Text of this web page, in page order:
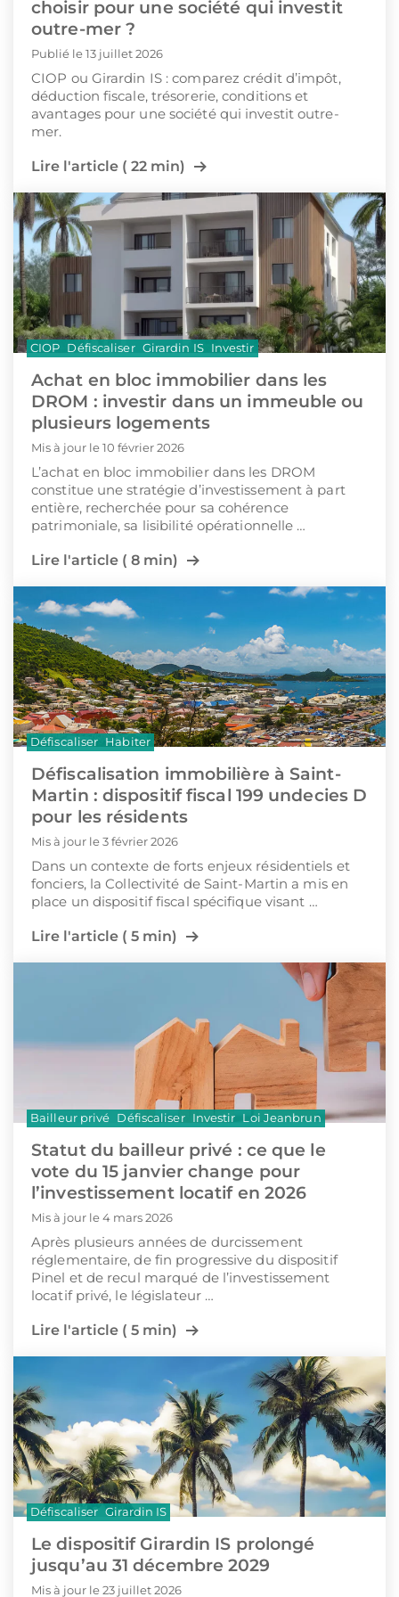
choisir pour une société qui investit
outre-mer ?
Publié le 13 juillet 2026
CIOP ou Girardin IS : comparez crédit d’impôt,
déduction fiscale, trésorerie, conditions et
avantages pour une société qui investit outre-
mer.
Lire l'article ( 22 min)
Achat en bloc immobilier dans les
DROM : investir dans un immeuble ou
plusieurs logements
Mis à jour le 10 février 2026
L’achat en bloc immobilier dans les DROM
constitue une stratégie d’investissement à part
entière, recherchée pour sa cohérence
patrimoniale, sa lisibilité opérationnelle …
Lire l'article ( 8 min)
CIOP Défiscaliser Girardin IS Investir
Défiscalisation immobilière à Saint-
Martin : dispositif fiscal 199 undecies D
pour les résidents
Mis à jour le 3 février 2026
Dans un contexte de forts enjeux résidentiels et
fonciers, la Collectivité de Saint-Martin a mis en
place un dispositif fiscal spécifique visant …
Lire l'article ( 5 min)
Défiscaliser Habiter
Statut du bailleur privé : ce que le
vote du 15 janvier change pour
l’investissement locatif en 2026
Mis à jour le 4 mars 2026
Après plusieurs années de durcissement
réglementaire, de fin progressive du dispositif
Pinel et de recul marqué de l’investissement
locatif privé, le législateur …
Lire l'article ( 5 min)
Bailleur privé Défiscaliser Investir Loi Jeanbrun
Le dispositif Girardin IS prolongé
jusqu’au 31 décembre 2029
Mis à jour le 23 juillet 2026
Défiscaliser Girardin IS